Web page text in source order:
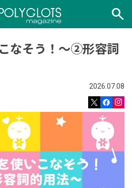
search
なそう！〜②形容詞
2026.07.08